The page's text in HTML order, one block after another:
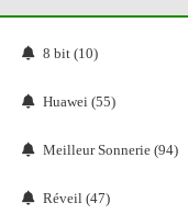
8 bit (10)
Huawei (55)
Meilleur Sonnerie (94)
Réveil (47)